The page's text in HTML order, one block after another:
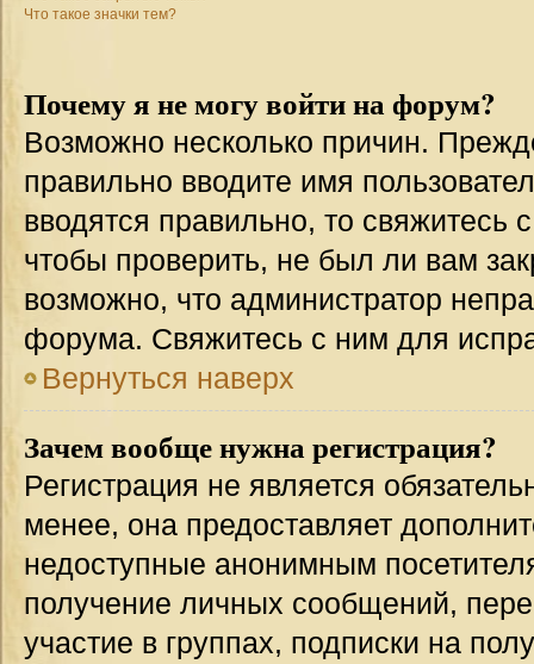
Что такое значки тем?
Почему я не могу войти на форум?
Возможно несколько причин.
правильно вводите имя
вводятся правильно, то
чтобы проверить, не был ли вам
возможно, что администратор
форума. Свяжитесь с ним для
Вернуться наверх
Зачем вообще нужна регистрация?
Регистрация не является
менее, она предоставляет
недоступные анонимным
получение личных сообщений,
участие в группах, подписки на